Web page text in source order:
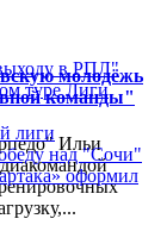
молодёжь
команды"
Ильи
в РПЛ"
туре Лиги
лиги
над "Сочи"
оформил